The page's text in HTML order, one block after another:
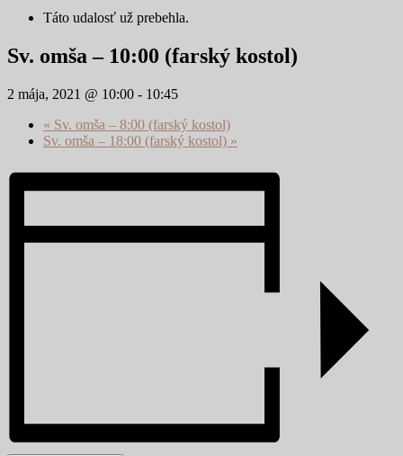
Táto udalosť už prebehla.
Sv. omša – 10:00 (farský kostol)
2 mája, 2021 @ 10:00 - 10:45
« Sv. omša – 8:00 (farský kostol)
Sv. omša – 18:00 (farský kostol) »